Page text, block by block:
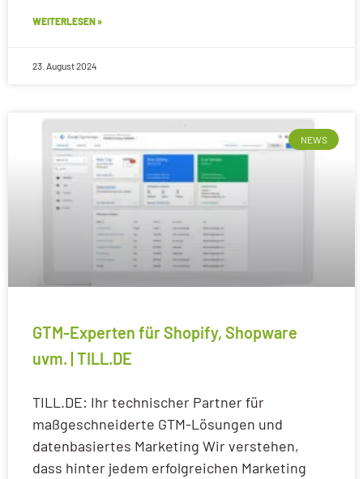
WEITERLESEN »
23. August 2024
NEWS
GTM-Experten für Shopify, Shopware
uvm. | TILL.DE
TILL.DE: Ihr technischer Partner für
maßgeschneiderte GTM-Lösungen und
datenbasiertes Marketing Wir verstehen,
dass hinter jedem erfolgreichen Marketing